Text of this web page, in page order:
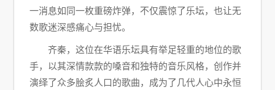
一消息如同一枚重磅炸弹，不仅震惊了乐坛，也让无
数歌迷深感痛心与担忧。
齐秦，这位在华语乐坛具有举足轻重的地位的歌
手，以其深情款款的嗓音和独特的音乐风格，创作并
演绎了众多脍炙人口的歌曲，成为了几代人心中永恒